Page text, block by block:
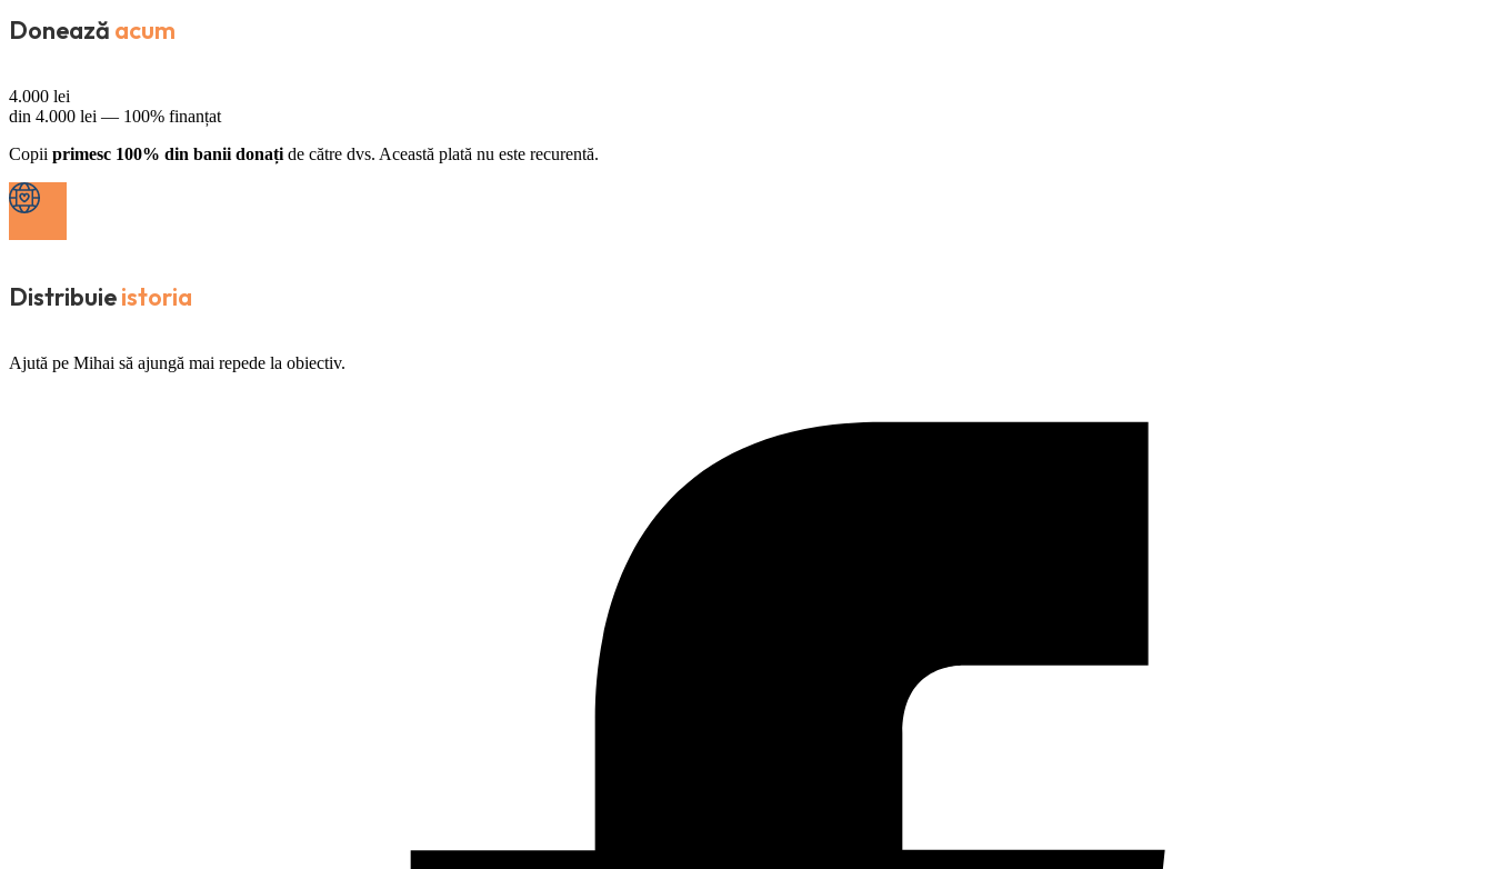
Donează acum
4.000 lei
din 4.000 lei — 100% finanțat
Copii primesc 100% din banii donați de către dvs. Această plată nu este recurentă.
Distribuieistoria
Ajută pe Mihai să ajungă mai repede la obiectiv.